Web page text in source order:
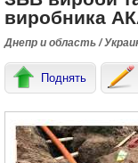
виробника
Днепр и область /
Поднять